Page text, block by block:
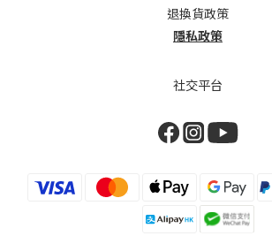
退換貨政策
隱私政策
社交平台